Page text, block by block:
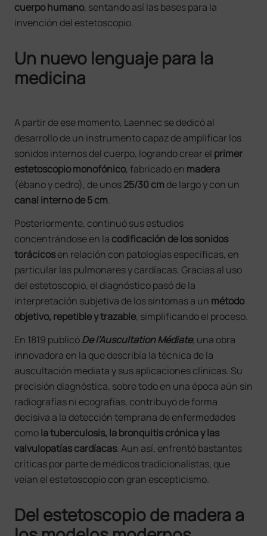
cuerpo humano, sentando así las bases para la
invención del estetoscopio.
Un nuevo lenguaje para la
medicina
A partir de ese momento, Laennec se dedicó al
desarrollo de un instrumento capaz de amplificar los
sonidos internos del cuerpo, logrando crear el primer
estetoscopio monofónico, fabricado en madera
(ébano y cedro), de unos25/30 cm de largo y con un
canal interno de 5 cm.
Posteriormente, continuó sus estudios
concentrándose en la codificación de los sonidos
torácicosen relación con patologías específicas, en
particular las pulmonares y cardíacas. Gracias al uso
del estetoscopio, el diagnóstico pasó de la
interpretación subjetiva de los síntomas a un método
objetivo, repetible y trazable, simplificando el proceso.
En 1819 publicóDe l’Auscultation Médiate, una obra
innovadora en la que describía la técnica de la
auscultación mediata y sus aplicaciones clínicas. Su
precisión diagnóstica, sobre todo en una época aún sin
radiografías ni ecografías, contribuyó de forma
decisiva a la detección temprana de enfermedades
comola tuberculosis, la bronquitis crónica y las
valvulopatías cardíacas. Aun así, enfrentó bastantes
críticas por parte de médicos tradicionalistas, que
veían el estetoscopio con gran escepticismo.
Del estetoscopio de madera a